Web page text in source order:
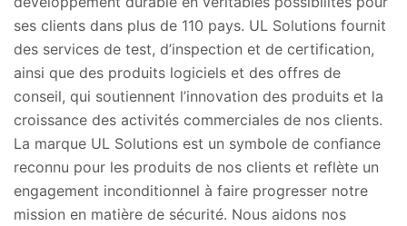
ses clients dans plus de 110 pays. UL Solutions fournit
des services de test, d’inspection et de certification,
ainsi que des produits logiciels et des offres de
conseil, qui soutiennent l’innovation des produits et la
croissance des activités commerciales de nos clients.
La marque UL Solutions est un symbole de confiance
reconnu pour les produits de nos clients et reflète un
engagement inconditionnel à faire progresser notre
mission en matière de sécurité. Nous aidons nos